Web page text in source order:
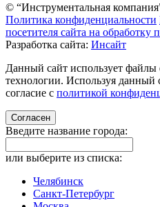
© “Инструментальная
Политика конфиденциальности
посетителя сайта на
Разработка сайта: Инсайт
Данный сайт использует
технологии. Используя данный
согласие с политикой
Согласен
Введите название города:
или выберите из списка:
Челябинск
Санкт-Петербург